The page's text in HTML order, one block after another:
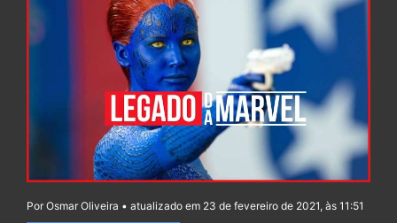
Por Osmar Oliveira • atualizado em 23 de fevereiro de 2021, às 11:51